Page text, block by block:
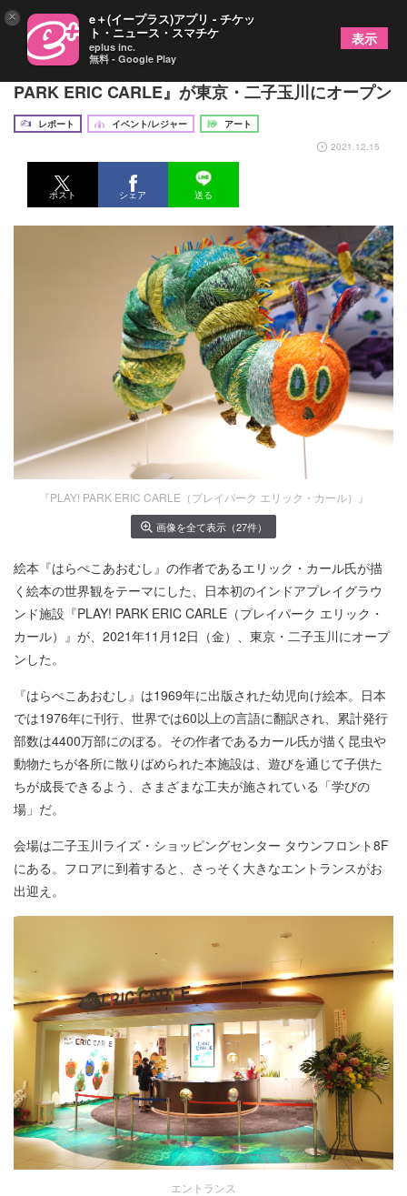
『はらぺこあおむし』の世界観が広がる 『PLAY!
PARK ERIC CARLE』が東京・二子玉川にオープン
レポート イベント/レジャー
アート
2021.12.15
ポスト シェア 送る
『PLAY! PARK ERIC CARLE（プレイパーク エリック・カール）』
画像を全て表示（27件）
絵本『はらぺこあおむし』の作者であるエリック・カール氏が描
く絵本の世界観をテーマにした、日本初のインドアプレイグラウ
ンド施設『PLAY! PARK ERIC CARLE（プレイパーク エリック・
カール）』が、2021年11月12日（金）、東京・二子玉川にオープ
ンした。
『はらぺこあおむし』は1969年に出版された幼児向け絵本。日本
では1976年に刊行、世界では60以上の言語に翻訳され、累計発行
部数は4400万部にのぼる。その作者であるカール氏が描く昆虫や
動物たちが各所に散りばめられた本施設は、遊びを通じて子供た
ちが成長できるよう、さまざまな工夫が施されている「学びの
場」だ。
会場は二子玉川ライズ・ショッピングセンター タウンフロント8F
にある。フロアに到着すると、さっそく大きなエントランスがお
出迎え。
エントランス
× e＋(イープラス)アプリ - チケッ
ト・ニュース・スマチケ
eplus inc.
無料 - Google Play
表示